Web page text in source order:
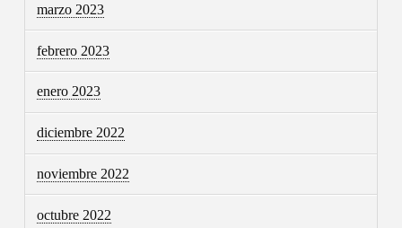
marzo 2023
febrero 2023
enero 2023
diciembre 2022
noviembre 2022
octubre 2022